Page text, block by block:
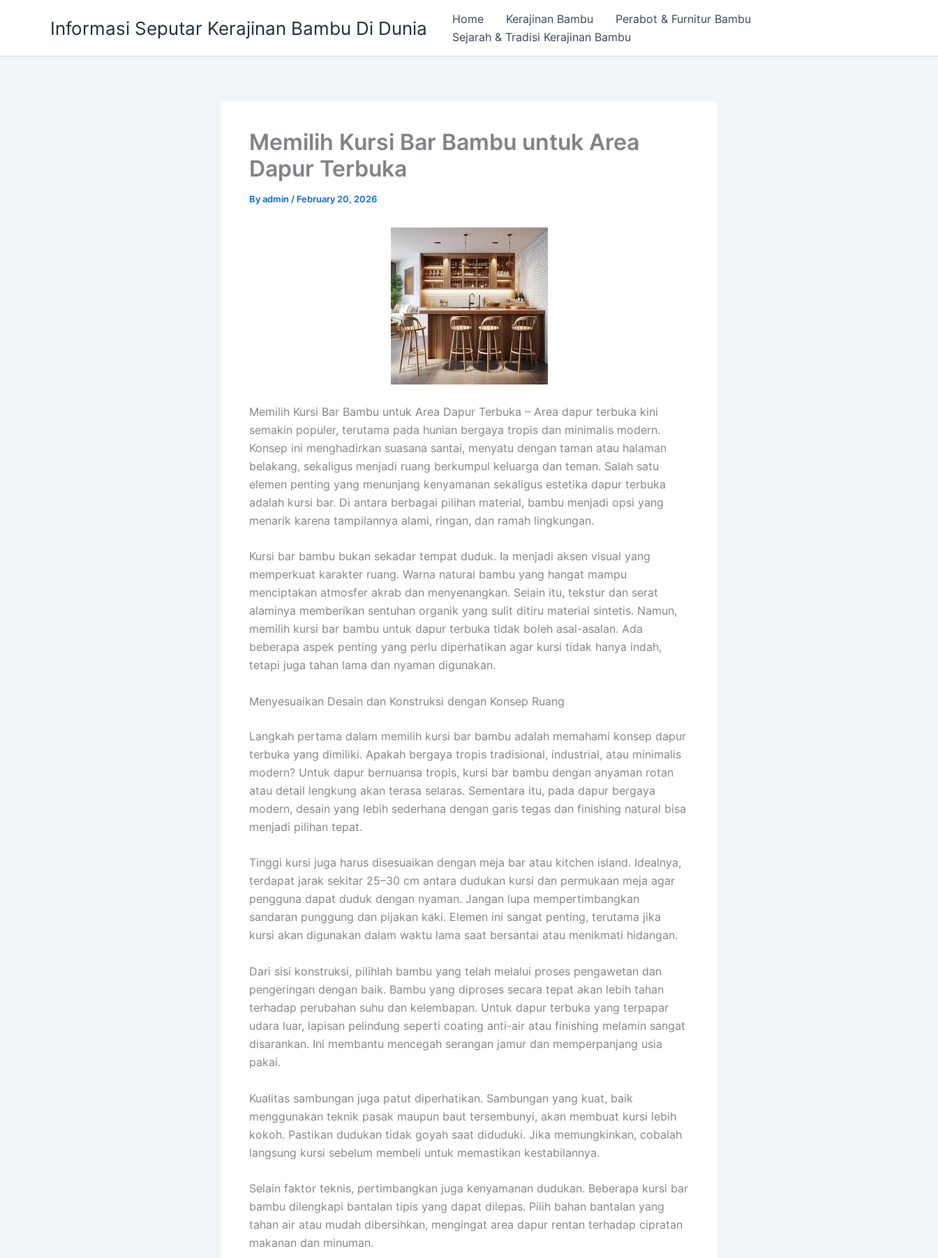
Informasi Seputar Kerajinan Bambu Di Dunia Home Kerajinan Bambu
Perabot & Furnitur Bambu
Sejarah & Tradisi Kerajinan Bambu
Memilih Kursi Bar Bambu untuk Area
Dapur Terbuka
Byadmin / February 20, 2026
Memilih Kursi Bar Bambu untuk Area Dapur Terbuka – Area dapur terbuka kini
semakin populer, terutama pada hunian bergaya tropis dan minimalis modern.
Konsep ini menghadirkan suasana santai, menyatu dengan taman atau halaman
belakang, sekaligus menjadi ruang berkumpul keluarga dan teman. Salah satu
elemen penting yang menunjang kenyamanan sekaligus estetika dapur terbuka
adalah kursi bar. Di antara berbagai pilihan material, bambu menjadi opsi yang
menarik karena tampilannya alami, ringan, dan ramah lingkungan.
Kursi bar bambu bukan sekadar tempat duduk. Ia menjadi aksen visual yang
memperkuat karakter ruang. Warna natural bambu yang hangat mampu
menciptakan atmosfer akrab dan menyenangkan. Selain itu, tekstur dan serat
alaminya memberikan sentuhan organik yang sulit ditiru material sintetis. Namun,
memilih kursi bar bambu untuk dapur terbuka tidak boleh asal-asalan. Ada
beberapa aspek penting yang perlu diperhatikan agar kursi tidak hanya indah,
tetapi juga tahan lama dan nyaman digunakan.
Menyesuaikan Desain dan Konstruksi dengan Konsep Ruang
Langkah pertama dalam memilih kursi bar bambu adalah memahami konsep dapur
terbuka yang dimiliki. Apakah bergaya tropis tradisional, industrial, atau minimalis
modern? Untuk dapur bernuansa tropis, kursi bar bambu dengan anyaman rotan
atau detail lengkung akan terasa selaras. Sementara itu, pada dapur bergaya
modern, desain yang lebih sederhana dengan garis tegas dan finishing natural bisa
menjadi pilihan tepat.
Tinggi kursi juga harus disesuaikan dengan meja bar atau kitchen island. Idealnya,
terdapat jarak sekitar 25–30 cm antara dudukan kursi dan permukaan meja agar
pengguna dapat duduk dengan nyaman. Jangan lupa mempertimbangkan
sandaran punggung dan pijakan kaki. Elemen ini sangat penting, terutama jika
kursi akan digunakan dalam waktu lama saat bersantai atau menikmati hidangan.
Dari sisi konstruksi, pilihlah bambu yang telah melalui proses pengawetan dan
pengeringan dengan baik. Bambu yang diproses secara tepat akan lebih tahan
terhadap perubahan suhu dan kelembapan. Untuk dapur terbuka yang terpapar
udara luar, lapisan pelindung seperti coating anti-air atau finishing melamin sangat
disarankan. Ini membantu mencegah serangan jamur dan memperpanjang usia
pakai.
Kualitas sambungan juga patut diperhatikan. Sambungan yang kuat, baik
menggunakan teknik pasak maupun baut tersembunyi, akan membuat kursi lebih
kokoh. Pastikan dudukan tidak goyah saat diduduki. Jika memungkinkan, cobalah
langsung kursi sebelum membeli untuk memastikan kestabilannya.
Selain faktor teknis, pertimbangkan juga kenyamanan dudukan. Beberapa kursi bar
bambu dilengkapi bantalan tipis yang dapat dilepas. Pilih bahan bantalan yang
tahan air atau mudah dibersihkan, mengingat area dapur rentan terhadap cipratan
makanan dan minuman.